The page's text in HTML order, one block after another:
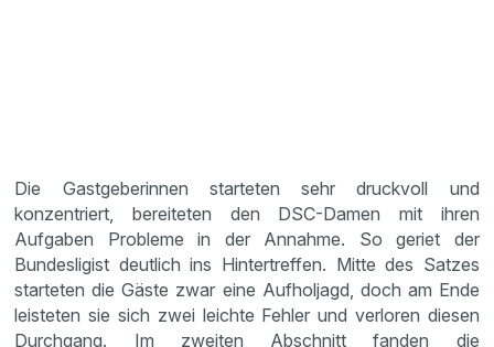
Die Gastgeberinnen starteten sehr druckvoll und
konzentriert, bereiteten den DSC-Damen mit ihren
Aufgaben Probleme in der Annahme. So geriet der
Bundesligist deutlich ins Hintertreffen. Mitte des Satzes
starteten die Gäste zwar eine Aufholjagd, doch am Ende
leisteten sie sich zwei leichte Fehler und verloren diesen
Durchgang. Im zweiten Abschnitt fanden die